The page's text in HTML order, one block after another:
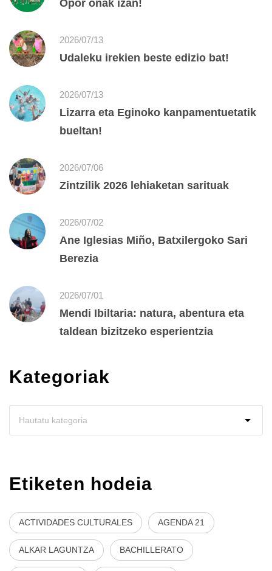
Opor onak izan!
2026/07/13
Udaleku irekien beste edizio bat!
2026/07/13
Lizarra eta Eginoko kanpamentuetatik
bueltan!
2026/07/06
Zintzilik 2026 lehiaketan sarituak
2026/07/02
Ane Iglesias Miño, Batxilergoko Sari
Berezia
2026/07/01
Mendi Ibiltaria: natura, abentura eta
taldean bizitzeko esperientzia
Kategoriak
Etiketen hodeia
ACTIVIDADES CULTURALES AGENDA 21
ALKAR LAGUNTZA BACHILLERATO